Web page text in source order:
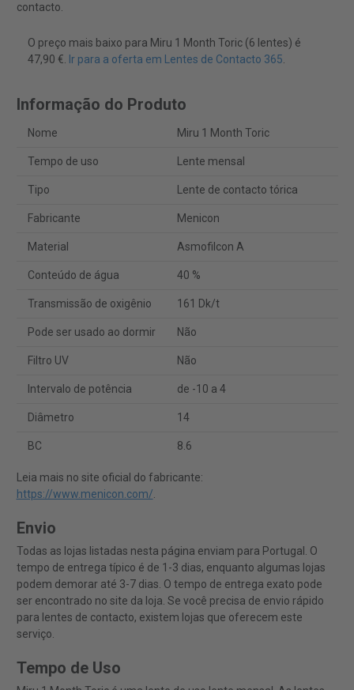
contacto.
O preço mais baixo para Miru 1 Month Toric (6 lentes) é
47,90 €. Ir para a oferta em Lentes de Contacto 365.
Informação do Produto
Nome Miru 1 Month Toric
Tempo de uso Lente mensal
Tipo Lente de contacto tórica
Fabricante Menicon
Material Asmofilcon A
Conteúdo de água 40 %
Transmissão de oxigênio 161 Dk/t
Pode ser usado ao dormir Não
Filtro UV Não
Intervalo de potência de -10 a 4
Diâmetro 14
BC 8.6
Leia mais no site oficial do fabricante:
https://www.menicon.com/.
Envio
Todas as lojas listadas nesta página enviam para Portugal. O
tempo de entrega típico é de 1-3 dias, enquanto algumas lojas
podem demorar até 3-7 dias. O tempo de entrega exato pode
ser encontrado no site da loja. Se você precisa de envio rápido
para lentes de contacto, existem lojas que oferecem este
serviço.
Tempo de Uso